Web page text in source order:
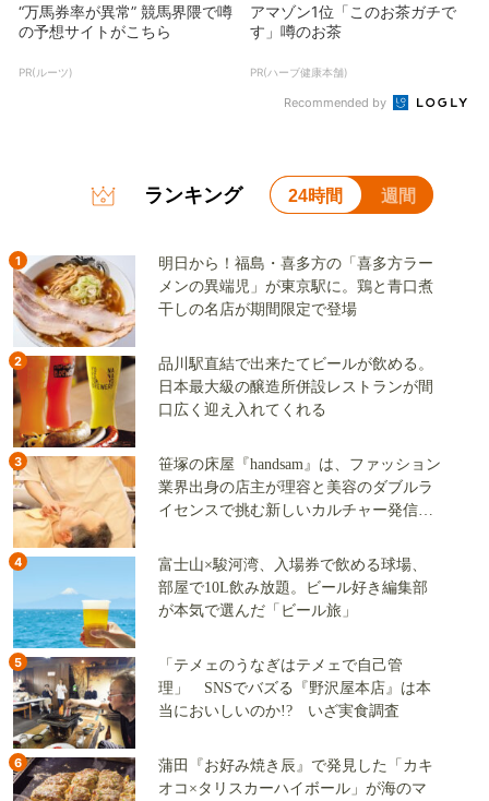
“万馬券率が異常” 競馬界隈で噂
の予想サイトがこちら
PR(ルーツ)
アマゾン1位「このお茶ガチで
す」噂のお茶
PR(ハーブ健康本舗)
Recommended by
ランキング 24時間 週間
1
明日から！福島・喜多方の「喜多方ラー
メンの異端児」が東京駅に。鶏と青口煮
干しの名店が期間限定で登場
2
品川駅直結で出来たてビールが飲める。
日本最大級の醸造所併設レストランが間
口広く迎え入れてくれる
3
笹塚の床屋『handsam』は、ファッション
業界出身の店主が理容と美容のダブルラ
イセンスで挑む新しいカルチャー発信基
4
富士山×駿河湾、入場券で飲める球場、
部屋で10L飲み放題。ビール好き編集部
が本気で選んだ「ビール旅」
5
「テメェのうなぎはテメェで自己管
理」 SNSでバズる『野沢屋本店』は本
当においしいのか!? いざ実食調査
6
蒲田『お好み焼き辰』で発見した「カキ
オコ×タリスカーハイボール」が海のマ